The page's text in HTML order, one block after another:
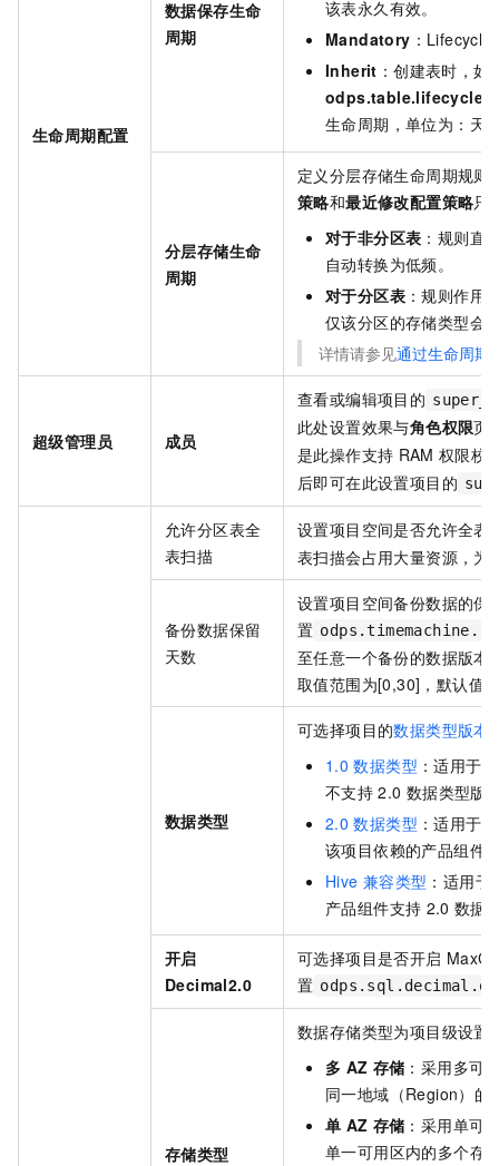
生命周期配置
数据保存生命
周期
该表永久有效。
Mandatory ：Lifecycle
Inherit ：创建表时，
生命周期，单位为：天
分层存储生命
周期
定义分层存储生命周期规则
策略和最近修改配置策略只
对于非分区表 ：规则直
自动转换为低频。
对于分区表 ：规则作用
仅该分区的存储类型会
详情请参见通过生命周期
超级管理员 成员
查看或编辑项目的
此处设置效果与角色权限页
是此操作支持 RAM 权限校
后即可在此设置项目的
允许分区表全
表扫描
设置项目空间是否允许全表
表扫描会占用大量资源，为
备份数据保留
天数
设置项目空间备份数据的保
置
至任意一个备份的数据版本
取值范围为[0,30]，默认值
数据类型
可选择项目的数据类型版本
1.0 数据类型 ：适用于
不支持 2.0 数据类型版
2.0 数据类型 ：适用于在
该项目依赖的产品组件
Hive 兼容类型 ：适用于
产品组件支持 2.0 数据
开启
Decimal2.0
可选择项目是否开启
置
存储类型
数据存储类型为项目级设置
多 AZ 存储 ：采用多可
同一地域（Region）的
单 AZ 存储 ：采用单可
单一可用区内的多个存